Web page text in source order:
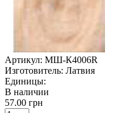
Артикул: МШ-К4006R
Изготовитель: Латвия
Единицы:
В наличии
57.00 грн